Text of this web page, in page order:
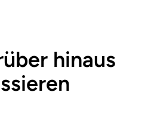
hinaus